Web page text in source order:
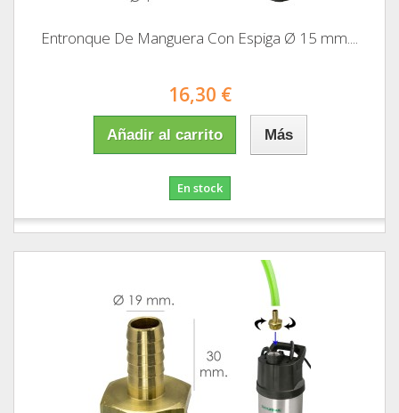
Entronque De Manguera Con Espiga Ø 15 mm....
16,30 €
Añadir al carrito Más
En stock